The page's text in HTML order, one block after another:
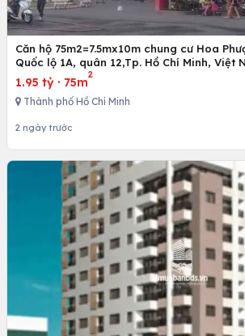
Căn hộ 75m2=7.5mx10m chung cư Hoa
Quốc lộ 1A, quân 12,Tp. Hồ Chí Minh, Việt
1.95 tỷ · 75m
2
Thành phố Hồ Chí Minh
2 ngày trước